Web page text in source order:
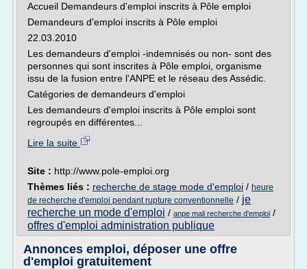
Accueil Demandeurs d'emploi inscrits à Pôle emploi
Demandeurs d'emploi inscrits à Pôle emploi
22.03.2010
Les demandeurs d'emploi -indemnisés ou non- sont des
personnes qui sont inscrites à Pôle emploi, organisme
issu de la fusion entre l'ANPE et le réseau des Assédic.
Catégories de demandeurs d'emploi
Les demandeurs d'emploi inscrits à Pôle emploi sont
regroupés en différentes...
Lire la suite
Site : http://www.pole-emploi.org
Thèmes liés : recherche de stage mode d'emploi / heure
de recherche d'emploi pendant rupture conventionnelle / je
recherche un mode d'emploi / anpe mali recherche d'emploi /
offres d'emploi administration publique
Annonces emploi, déposer une offre
d'emploi gratuitement